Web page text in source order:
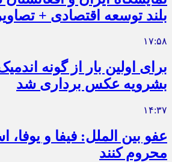
بلند توسعه اقتصادی +
۱۷:۵۸
برای اولین بار از گونه
بشرویه عکس برداری شد
۱۴:۳۷
عفو بین الملل: فیفا و یوفا،
محروم کنند